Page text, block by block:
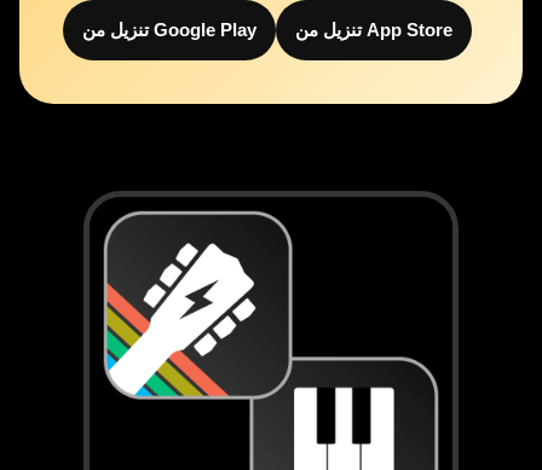
تنزيل من Google Play تنزيل من App Store